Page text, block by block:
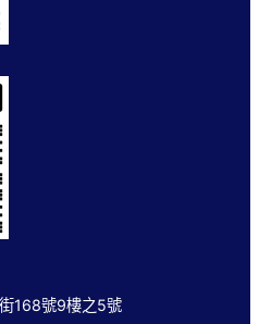
168號9樓之5號